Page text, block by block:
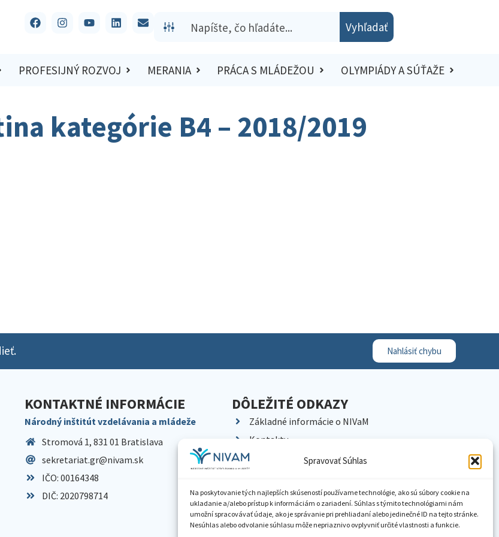
Spravovať Súhlas
Na poskytovanie tých najlepších skúseností používame technológie, ako sú súbory cookie na
ukladanie a/alebo prístup k informáciám o zariadení. Súhlas s týmito technológiami nám
umožní spracovávať údaje, ako je správanie pri prehliadaní alebo jedinečné ID na tejto stránke.
Nesúhlas alebo odvolanie súhlasu môže nepriaznivo ovplyvniť určité vlastnosti a funkcie.
Vyhľadať
PROFESIJNÝ ROZVOJ MERANIA PRÁCA S MLÁDEŽOU OLYMPIÁDY A SÚŤAŽE
kategórie B4 – 2018/2019
Nahlásiť chybu
KONTAKTNÉ INFORMÁCIE
Národný inštitút vzdelávania a mládeže
Stromová 1, 831 01 Bratislava
sekretariat.gr@nivam.sk
IČO: 00164348
DIČ: 2020798714
DÔLEŽITÉ ODKAZY
Základné informácie o NIVaM
Kontakty
Kariéra
Pracoviská NIVaM
Dokumenty inštitúcie
Knižnica